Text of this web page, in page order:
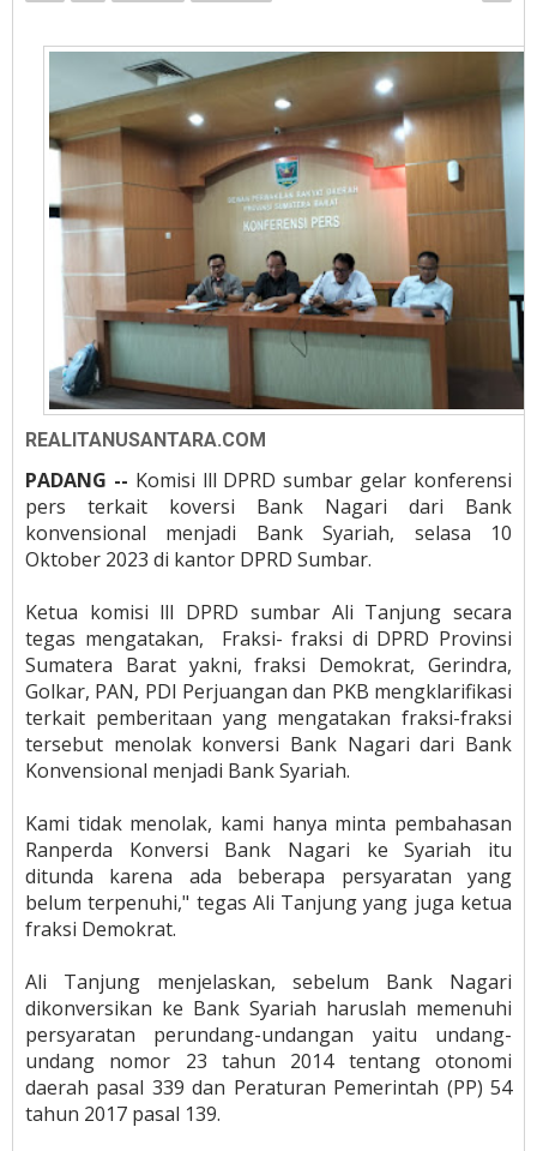
REALITANUSANTARA.COM
PADANG -- Komisi lll DPRD sumbar gelar konferensi
pers terkait koversi Bank Nagari dari Bank
konvensional menjadi Bank Syariah, selasa 10
Oktober 2023 di kantor DPRD Sumbar.
Ketua komisi lll DPRD sumbar Ali Tanjung secara
tegas mengatakan, Fraksi- fraksi di DPRD Provinsi
Sumatera Barat yakni, fraksi Demokrat, Gerindra,
Golkar, PAN, PDI Perjuangan dan PKB mengklarifikasi
terkait pemberitaan yang mengatakan fraksi-fraksi
tersebut menolak konversi Bank Nagari dari Bank
Konvensional menjadi Bank Syariah.
Kami tidak menolak, kami hanya minta pembahasan
Ranperda Konversi Bank Nagari ke Syariah itu
ditunda karena ada beberapa persyaratan yang
belum terpenuhi," tegas Ali Tanjung yang juga ketua
fraksi Demokrat.
Ali Tanjung menjelaskan, sebelum Bank Nagari
dikonversikan ke Bank Syariah haruslah memenuhi
persyaratan perundang-undangan yaitu undang-
undang nomor 23 tahun 2014 tentang otonomi
daerah pasal 339 dan Peraturan Pemerintah (PP) 54
tahun 2017 pasal 139.